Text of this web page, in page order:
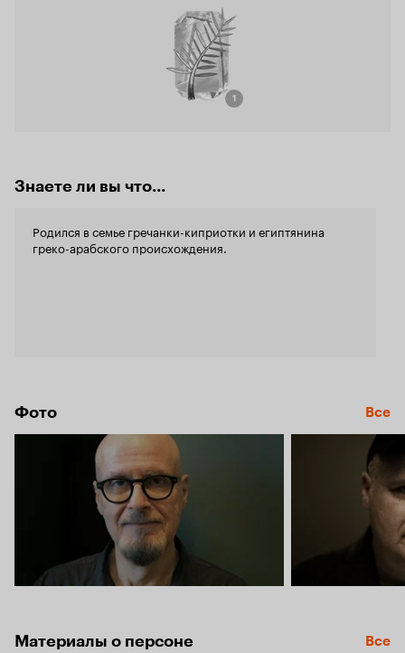
1
Знаете ли вы что...
Родился в семье гречанки-киприотки и египтянина
греко-арабского происхождения.
Фото Все
Материалы о персоне Все